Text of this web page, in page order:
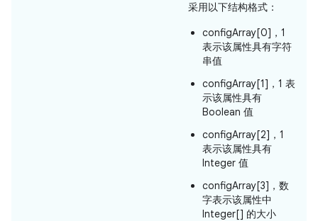
采用以下结构格式：
configArray[0]，1
表示该属性具有字符
串值
configArray[1]，1 表
示该属性具有
Boolean 值
configArray[2]，1
表示该属性具有
Integer 值
configArray[3]，数
字表示该属性中
Integer[] 的大小